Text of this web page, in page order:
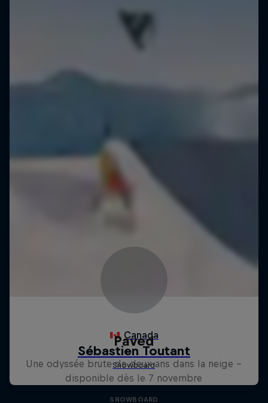
Paved
Une odyssée brute de deux ans dans la neige –
disponible dès le 7 novembre
SNOWBOARD